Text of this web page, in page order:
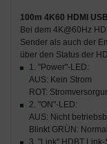
100m 4K60 HDMI
Bei dem 4K@60Hz
Sender als auch der
über den Status der
1. "Power"-LED:
AUS: Kein Strom
ROT:
2. "ON"-LED:
AUS: Nicht
Blinkt GRÜN:
3. "Link" HDBT